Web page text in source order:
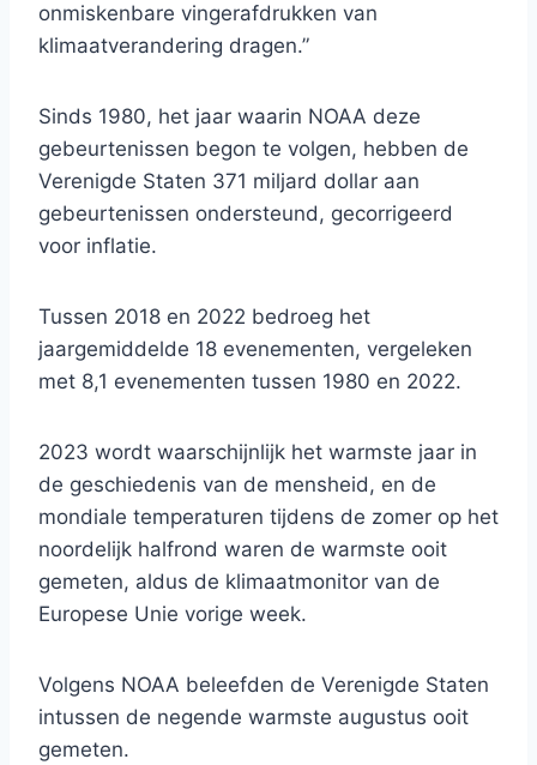
onmiskenbare vingerafdrukken van
klimaatverandering dragen.”
Sinds 1980, het jaar waarin NOAA deze
gebeurtenissen begon te volgen, hebben de
Verenigde Staten 371 miljard dollar aan
gebeurtenissen ondersteund, gecorrigeerd
voor inflatie.
Tussen 2018 en 2022 bedroeg het
jaargemiddelde 18 evenementen, vergeleken
met 8,1 evenementen tussen 1980 en 2022.
2023 wordt waarschijnlijk het warmste jaar in
de geschiedenis van de mensheid, en de
mondiale temperaturen tijdens de zomer op het
noordelijk halfrond waren de warmste ooit
gemeten, aldus de klimaatmonitor van de
Europese Unie vorige week.
Volgens NOAA beleefden de Verenigde Staten
intussen de negende warmste augustus ooit
gemeten.